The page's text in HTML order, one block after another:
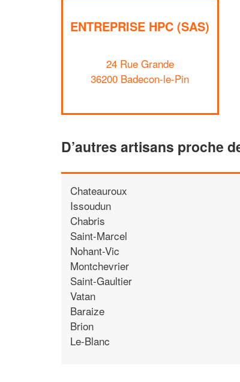
ENTREPRISE HPC (SAS)
24 Rue Grande
36200 Badecon-le-Pin
D’autres artisans proche
Chateauroux
Issoudun
Chabris
Saint-Marcel
Nohant-Vic
Montchevrier
Saint-Gaultier
Vatan
Baraize
Brion
Le-Blanc